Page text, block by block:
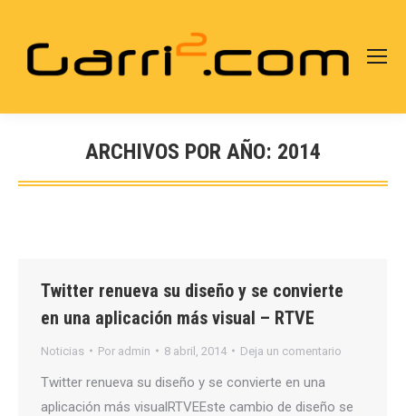
ARCHIVOS POR AÑO: 2014
Estás aquí:
Twitter renueva su diseño y se convierte
en una aplicación más visual – RTVE
Noticias Por admin 8 abril, 2014 Deja un comentario
Twitter renueva su diseño y se convierte en una
aplicación más visualRTVEEste cambio de diseño se